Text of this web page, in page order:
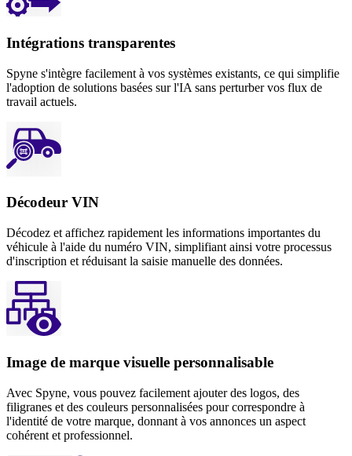
Intégrations transparentes
Spyne s'intègre facilement à vos systèmes existants, ce qui simplifie
l'adoption de solutions basées sur l'IA sans perturber vos flux de
travail actuels.
Décodeur VIN
Décodez et affichez rapidement les informations importantes du
véhicule à l'aide du numéro VIN, simplifiant ainsi votre processus
d'inscription et réduisant la saisie manuelle des données.
Image de marque visuelle personnalisable
Avec Spyne, vous pouvez facilement ajouter des logos, des
filigranes et des couleurs personnalisées pour correspondre à
l'identité de votre marque, donnant à vos annonces un aspect
cohérent et professionnel.